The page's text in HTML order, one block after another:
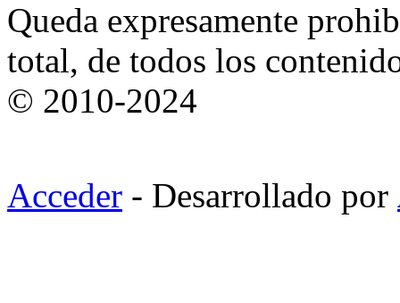
Queda expresamente
total, de todos los
© 2010-2024
Acceder - Desarrollado por